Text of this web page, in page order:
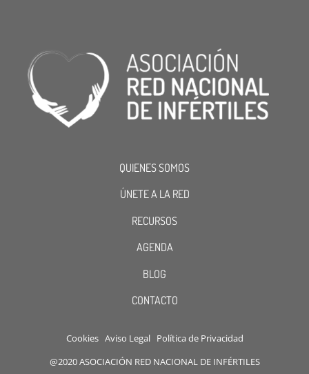
QUIENES SOMOS
ÚNETE A LA RED
RECURSOS
AGENDA
BLOG
CONTACTO
Cookies Aviso Legal Política de Privacidad
@2020 ASOCIACIÓN RED NACIONAL DE INFÉRTILES